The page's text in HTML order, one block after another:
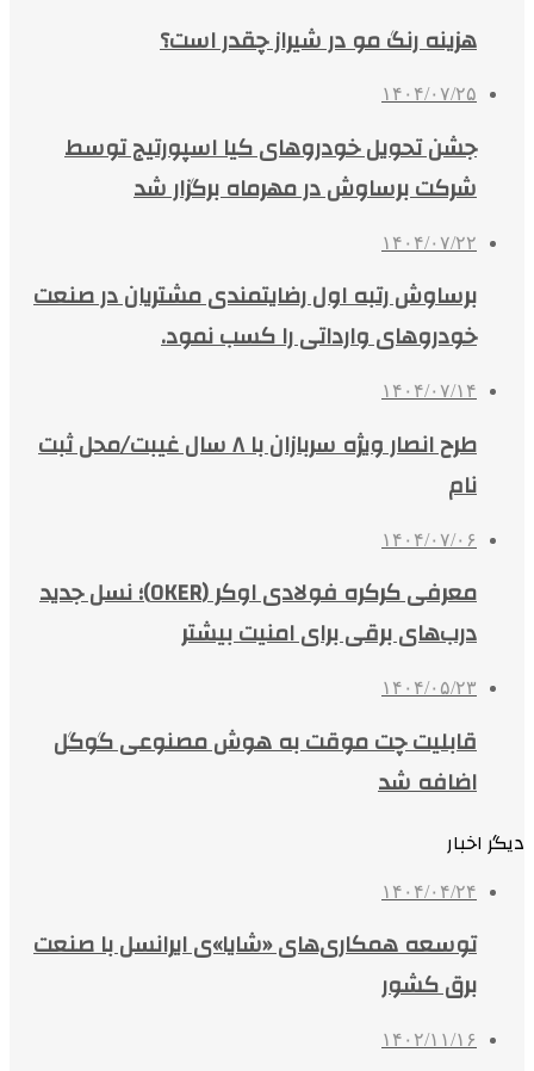
هزینه رنگ مو در شیراز چقدر است؟
۱۴۰۴/۰۷/۲۵
جشن تحویل خودروهای کیا اسپورتیج توسط
شرکت برساوش در مهرماه برگزار شد
۱۴۰۴/۰۷/۲۲
برساوش رتبه اول رضایتمندی مشتریان در صنعت
خودروهای وارداتی را کسب نمود.
۱۴۰۴/۰۷/۱۴
طرح انصار ویژه سربازان با ۸ سال غیبت/محل ثبت
نام
۱۴۰۴/۰۷/۰۶
معرفی کرکره فولادی اوکر (OKER)؛ نسل جدید
درب‌های برقی برای امنیت بیشتر
۱۴۰۴/۰۵/۲۳
قابلیت چت موقت به هوش مصنوعی گوگل
اضافه شد
دیگر اخبار
۱۴۰۴/۰۴/۲۴
توسعه همکاری‌های «شایا»ی ایرانسل با صنعت
برق کشور
۱۴۰۲/۱۱/۱۶